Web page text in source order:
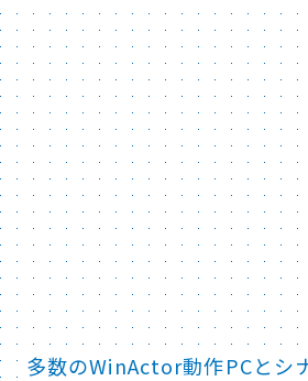
多数のWinActor動作PCとシ